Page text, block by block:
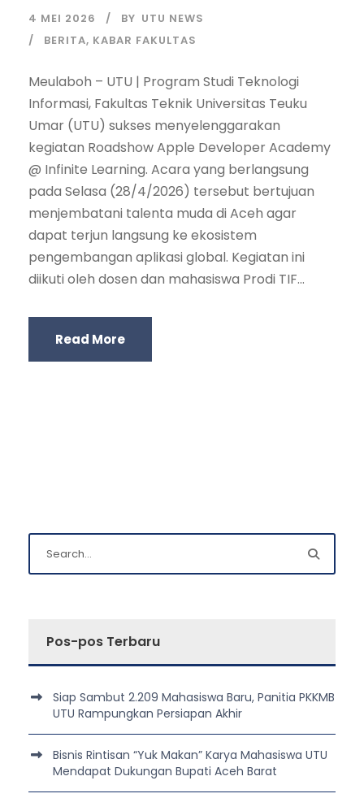
4 MEI 2026 BY UTU NEWS
BERITA, KABAR FAKULTAS
Meulaboh – UTU | Program Studi Teknologi
Informasi, Fakultas Teknik Universitas Teuku
Umar (UTU) sukses menyelenggarakan
kegiatan Roadshow Apple Developer Academy
@ Infinite Learning. Acara yang berlangsung
pada Selasa (28/4/2026) tersebut bertujuan
menjembatani talenta muda di Aceh agar
dapat terjun langsung ke ekosistem
pengembangan aplikasi global. Kegiatan ini
diikuti oleh dosen dan mahasiswa Prodi TIF...
Read More
Pos-pos Terbaru
Siap Sambut 2.209 Mahasiswa Baru, Panitia PKKMB
UTU Rampungkan Persiapan Akhir
Bisnis Rintisan “Yuk Makan” Karya Mahasiswa UTU
Mendapat Dukungan Bupati Aceh Barat